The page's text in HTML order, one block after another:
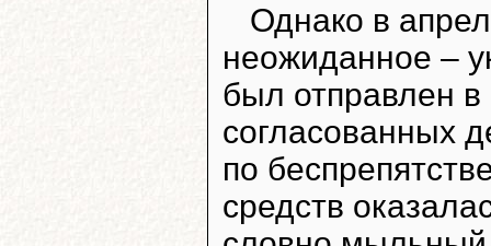
Однако в
неожиданное –
был отправлен в
согласованных
по
средств